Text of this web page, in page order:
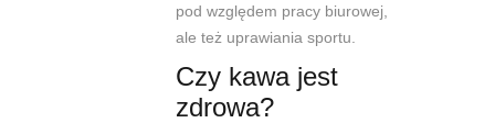
pod względem pracy biurowej,
ale też uprawiania sportu.
Czy kawa jest
zdrowa?